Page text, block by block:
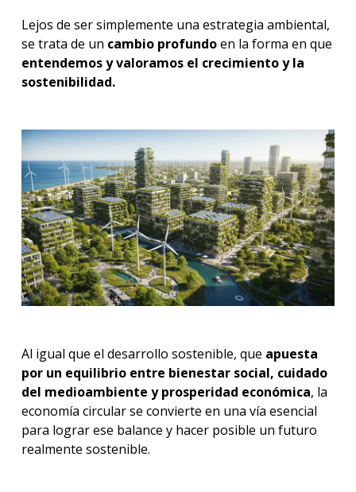
Lejos de ser simplemente una estrategia ambiental,
se trata de un cambio profundoen la forma en que
entendemos y valoramos el crecimiento y la
sostenibilidad.
Al igual que el desarrollo sostenible, que apuesta
por un equilibrio entre bienestar social, cuidado
del medioambiente y prosperidad económica, la
economía circular se convierte en una vía esencial
para lograr ese balance y hacer posible un futuro
realmente sostenible.